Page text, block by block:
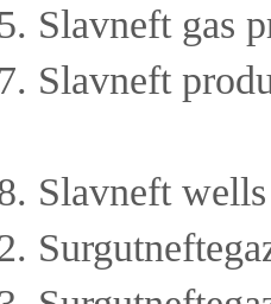
Slavneft gas
Slavneft
Slavneft